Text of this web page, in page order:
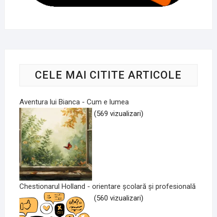
CELE MAI CITITE ARTICOLE
Aventura lui Bianca - Cum e lumea
(569 vizualizari)
Chestionarul Holland - orientare școlară și profesională
(560 vizualizari)